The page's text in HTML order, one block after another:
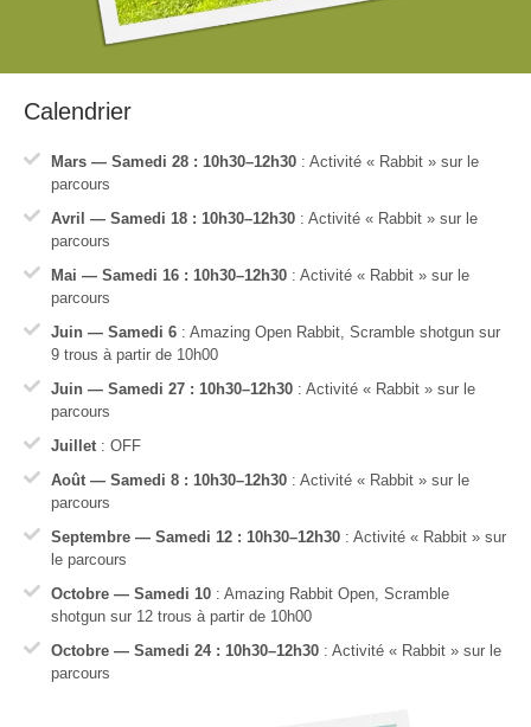
Calendrier
Mars — Samedi 28 : 10h30–12h30: Activité « Rabbit » sur le
parcours
Avril — Samedi 18 : 10h30–12h30: Activité « Rabbit » sur le
parcours
Mai — Samedi 16 : 10h30–12h30: Activité « Rabbit » sur le
parcours
Juin — Samedi 6: Amazing Open Rabbit, Scramble shotgun sur
9 trous à partir de 10h00
Juin — Samedi 27 : 10h30–12h30: Activité « Rabbit » sur le
parcours
Juillet : OFF
Août — Samedi 8 : 10h30–12h30 : Activité « Rabbit » sur le
parcours
Septembre — Samedi 12 : 10h30–12h30 : Activité « Rabbit » sur
le parcours
Octobre — Samedi 10 : Amazing Rabbit Open, Scramble
shotgun sur 12 trous à partir de 10h00
Octobre — Samedi 24 : 10h30–12h30: Activité « Rabbit » sur le
parcours